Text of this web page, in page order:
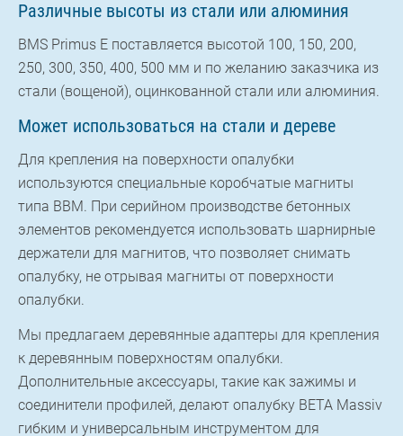
Различные высоты из стали или алюминия
BMS Primus E поставляется высотой 100, 150, 200,
250, 300, 350, 400, 500 мм и по желанию заказчика из
стали (вощеной), оцинкованной стали или алюминия.
Может использоваться на стали и дереве
Для крепления на поверхности опалубки
используются специальные коробчатые магниты
типа BBM. При серийном производстве бетонных
элементов рекомендуется использовать шарнирные
держатели для магнитов, что позволяет снимать
опалубку, не отрывая магниты от поверхности
опалубки.
Мы предлагаем деревянные адаптеры для крепления
к деревянным поверхностям опалубки.
Дополнительные аксессуары, такие как зажимы и
соединители профилей, делают опалубку BETA Massiv
гибким и универсальным инструментом для